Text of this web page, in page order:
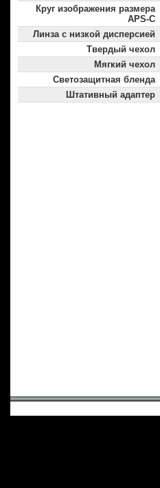
Круг изображения размера
APS-C
Линза с низкой дисперсией
Твердый чехол
Мягкий чехол
Светозащитная бленда
Штативный адаптер